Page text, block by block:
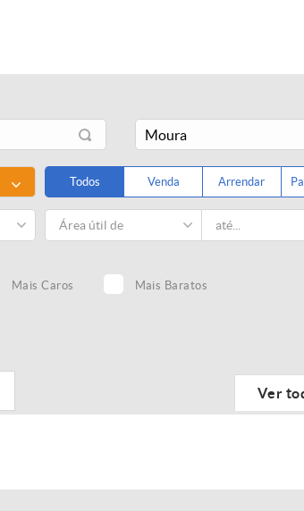
Todos Venda Arrendar
Mais Caros Mais Baratos
Ver